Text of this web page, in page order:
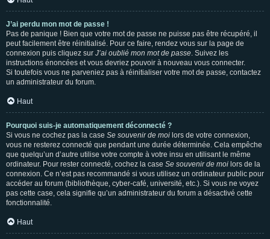
J’ai perdu mon mot de passe !
Pas de panique ! Bien que votre mot de passe ne puisse pas être récupéré, il
peut facilement être réinitialisé. Pour ce faire, rendez vous sur la page de
connexion puis cliquez sur J’ai oublié mon mot de passe. Suivez les
instructions énoncées et vous devriez pouvoir à nouveau vous connecter.
Si toutefois vous ne parveniez pas à réinitialiser votre mot de passe, contactez
un administrateur du forum.
Haut
Pourquoi suis-je automatiquement déconnecté ?
Si vous ne cochez pas la case Se souvenir de moi lors de votre connexion,
vous ne resterez connecté que pendant une durée déterminée. Cela empêche
que quelqu’un d’autre utilise votre compte à votre insu en utilisant le même
ordinateur. Pour rester connecté, cochez la case Se souvenir de moi lors de la
connexion. Ce n’est pas recommandé si vous utilisez un ordinateur public pour
accéder au forum (bibliothèque, cyber-café, université, etc.). Si vous ne voyez
pas cette case, cela signifie qu’un administrateur du forum a désactivé cette
fonctionnalité.
Haut